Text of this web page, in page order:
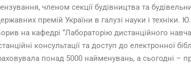
членом секції будівництва та
премій України в галузі науки і техніки.
на кафедрі “Лабораторію дистанційного
консультації та доступ до електронної
понад 5000 найменувань, а сьогодні –